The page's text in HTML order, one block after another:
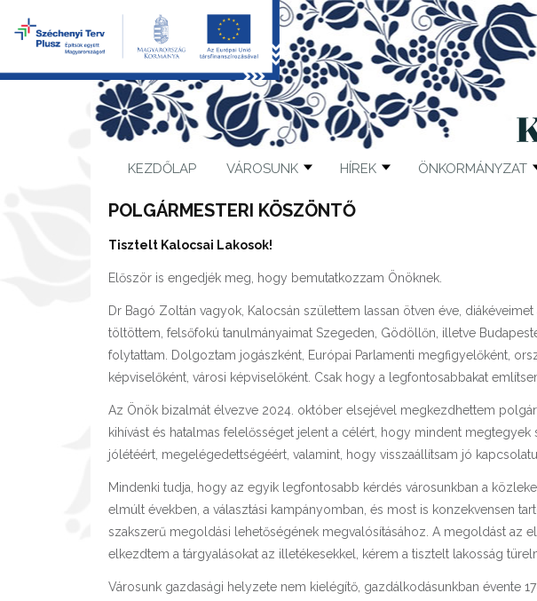
KEZDŐLAP VÁROSUNK HÍREK ÖNKORMÁNYZAT
POLGÁRMESTERI KÖSZÖNTŐ
Tisztelt Kalocsai Lakosok!
Először is engedjék meg, hogy bemutatkozzam Önöknek.
Dr Bagó Zoltán vagyok, Kalocsán születtem lassan ötven éve,
töltöttem, felsőfokú tanulmányaimat Szegeden, Gödöllőn, illetve
folytattam. Dolgoztam jogászként, Európai Parlamenti megfigyelőként,
képviselőként, városi képviselőként. Csak hogy a legfontosabbakat
Az Önök bizalmát élvezve 2024. október elsejével megkezdhettem
kihívást és hatalmas felelősséget jelent a célért, hogy mindent
jólétéért, megelégedettségéért, valamint, hogy visszaállítsam jó
Mindenki tudja, hogy az egyik legfontosabb kérdés városunkban a
elmúlt években, a választási kampányomban, és most is konzekvensen
szakszerű megoldási lehetőségének megvalósításához. A megoldást az
elkezdtem a tárgyalásokat az illetékesekkel, kérem a tisztelt lakosság
Városunk gazdasági helyzete nem kielégítő, gazdálkodásunkban évente